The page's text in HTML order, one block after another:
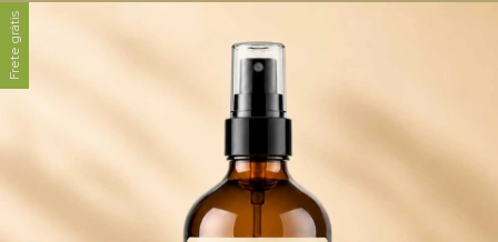
Frete grátis